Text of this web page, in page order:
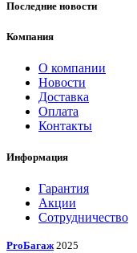
Последние новости
Компания
О компании
Новости
Доставка
Оплата
Контакты
Информация
Гарантия
Акции
Сотрудничество
ProБагаж 2025